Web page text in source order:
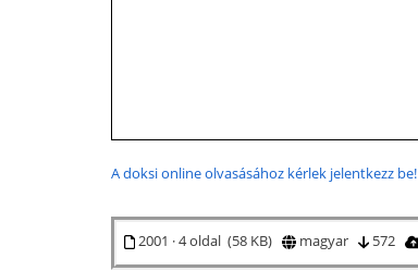
A doksi online olvasásához kérlek jelentkezz be!
2001 · 4 oldal (58 KB) magyar 572